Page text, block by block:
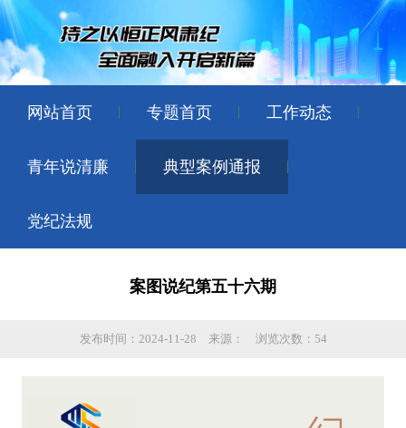
网站首页 专题首页 工作动态
青年说清廉 典型案例通报
党纪法规
案图说纪第五十六期
发布时间：2024-11-28 来源： 浏览次数：54